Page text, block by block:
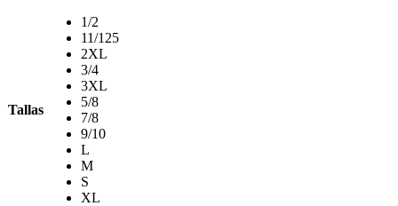
Tallas
1/2
11/125
2XL
3/4
3XL
5/8
7/8
9/10
L
M
S
XL